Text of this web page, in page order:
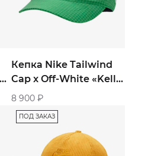
Кепка Nike Tailwind
Cap x Off-White «Kelly
Green»
8 900 ₽
ПОД ЗАКАЗ